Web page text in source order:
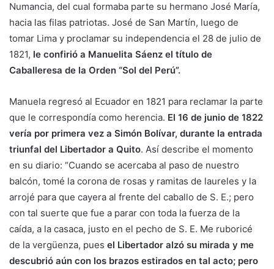
Numancia, del cual formaba parte su hermano José María,
hacia las filas patriotas. José de San Martín, luego de
tomar Lima y proclamar su independencia el 28 de julio de
1821, le confirió a Manuelita Sáenz el título de
Caballeresa de la Orden “Sol del Perú”.
Manuela regresó al Ecuador en 1821 para reclamar la parte
que le correspondía como herencia. El 16 de junio de 1822
vería por primera vez a Simón Bolívar, durante la entrada
triunfal del Libertador a Quito. Así describe el momento
en su diario: “Cuando se acercaba al paso de nuestro
balcón, tomé la corona de rosas y ramitas de laureles y la
arrojé para que cayera al frente del caballo de S. E.; pero
con tal suerte que fue a parar con toda la fuerza de la
caída, a la casaca, justo en el pecho de S. E. Me ruboricé
de la vergüenza, pues el Libertador alzó su mirada y me
descubrió aún con los brazos estirados en tal acto; pero